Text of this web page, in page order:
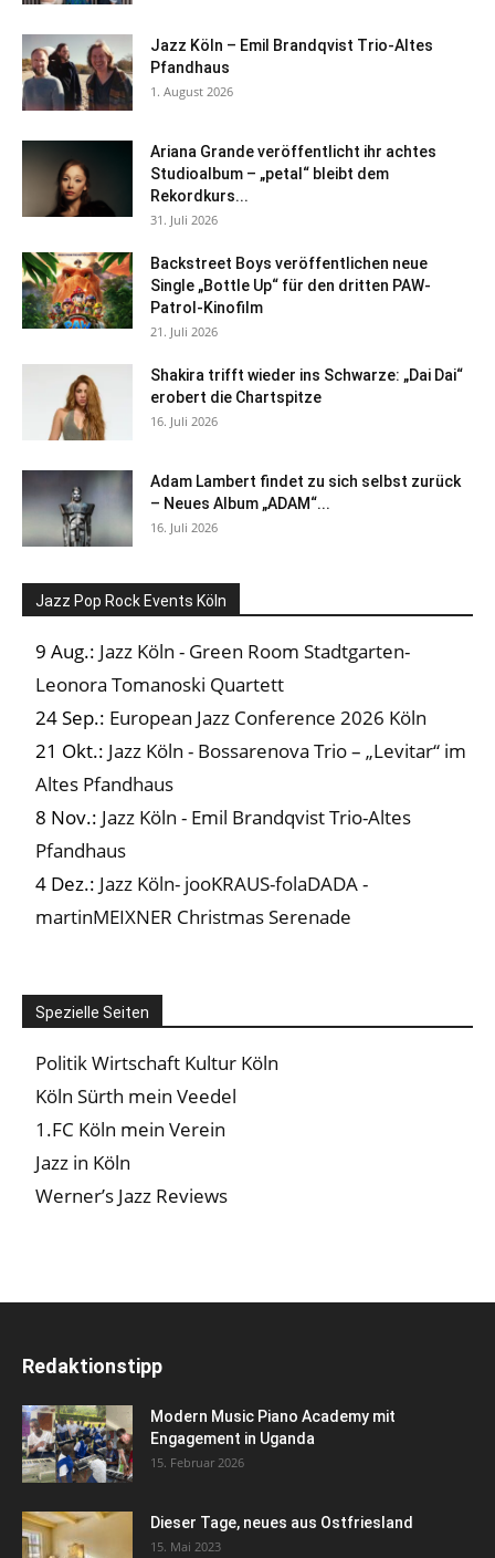
Jazz Köln – Emil Brandqvist Trio-Altes
Pfandhaus
1. August 2026
Ariana Grande veröffentlicht ihr achtes
Studioalbum – „petal“ bleibt dem
Rekordkurs...
31. Juli 2026
Backstreet Boys veröffentlichen neue
Single „Bottle Up“ für den dritten PAW-
Patrol-Kinofilm
21. Juli 2026
Shakira trifft wieder ins Schwarze: „Dai Dai“
erobert die Chartspitze
16. Juli 2026
Adam Lambert findet zu sich selbst zurück
– Neues Album „ADAM“...
16. Juli 2026
Jazz Pop Rock Events Köln
9 Aug.: Jazz Köln - Green Room Stadtgarten-
Leonora Tomanoski Quartett
24 Sep.: European Jazz Conference 2026 Köln
21 Okt.: Jazz Köln - Bossarenova Trio – „Levitar“ im
Altes Pfandhaus
8 Nov.: Jazz Köln - Emil Brandqvist Trio-Altes
Pfandhaus
4 Dez.: Jazz Köln- jooKRAUS-folaDADA -
martinMEIXNER Christmas Serenade
Spezielle Seiten
Politik Wirtschaft Kultur Köln
Köln Sürth mein Veedel
1.FC Köln mein Verein
Jazz in Köln
Werner’s Jazz Reviews
Redaktionstipp
Modern Music Piano Academy mit
Engagement in Uganda
15. Februar 2026
Dieser Tage, neues aus Ostfriesland
15. Mai 2023